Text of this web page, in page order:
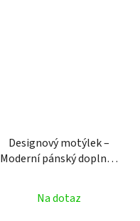
Designový motýlek –
Moderní pánský doplněk
pánský doplněk s
Na dotaz